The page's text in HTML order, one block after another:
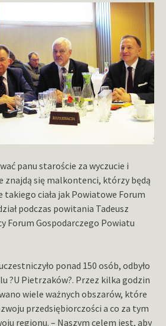
panu staroście za wyczucie i
znajdą się malkontenci, którzy będą
takiego ciała jak Powiatowe Forum
podczas powitania Tadeusz
Forum Gospodarczego Powiatu
ponad 150 osób, odbyło
?U Pietrzaków?. Przez kilka godzin
wiele ważnych obszarów, które
przedsiębiorczości a co za tym
regionu. – Naszym celem jest, aby